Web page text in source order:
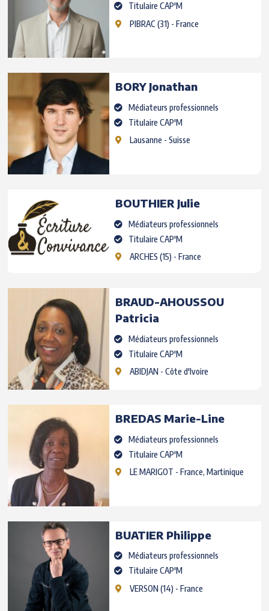
Titulaire CAP'M
PIBRAC(31) - France
BORY Jonathan
Médiateurs professionnels
Titulaire CAP'M
Lausanne - Suisse
BOUTHIER Julie
Médiateurs professionnels
Titulaire CAP'M
ARCHES (15) - France
BRAUD-AHOUSSOU
Patricia
Médiateurs professionnels
Titulaire CAP'M
ABIDJAN- Côte d'Ivoire
BREDAS Marie-Line
Médiateurs professionnels
Titulaire CAP'M
LE MARIGOT - France, Martinique
BUATIER Philippe
Médiateurs professionnels
Titulaire CAP'M
VERSON(14) - France